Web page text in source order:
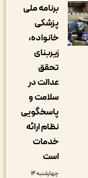
برنامه ملی
پزشکی
خانواده،
عدالت در
سلامت و
پاسخگویی
نظام ارائه
چهارشنبه ۱۴